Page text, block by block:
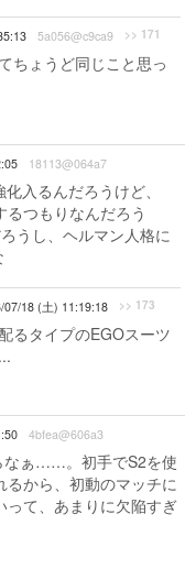
5a056@c9ca9 >> 171
ちょうど同じこと思っ
18113@064a7
入るんだろうけど、
つもりなんだろう
うし、ヘルマン人格に
07/18 (土) 11:19:18 >> 173
るタイプのEGOスーツ
4bfea@606a3
なぁ……。初手でS2を使
るから、初動のマッチに
って、あまりに欠陥すぎ